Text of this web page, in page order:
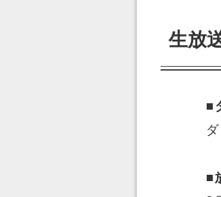
生放
■
■